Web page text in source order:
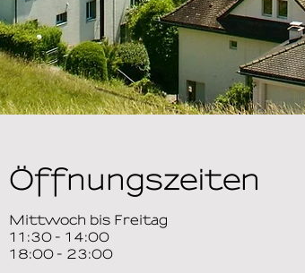
Öffnungszeiten
Mittwoch bis Freitag
11:30 - 14:00
18:00 - 23:00